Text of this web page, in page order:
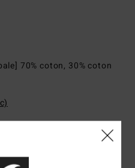
70% coton, 30% coton